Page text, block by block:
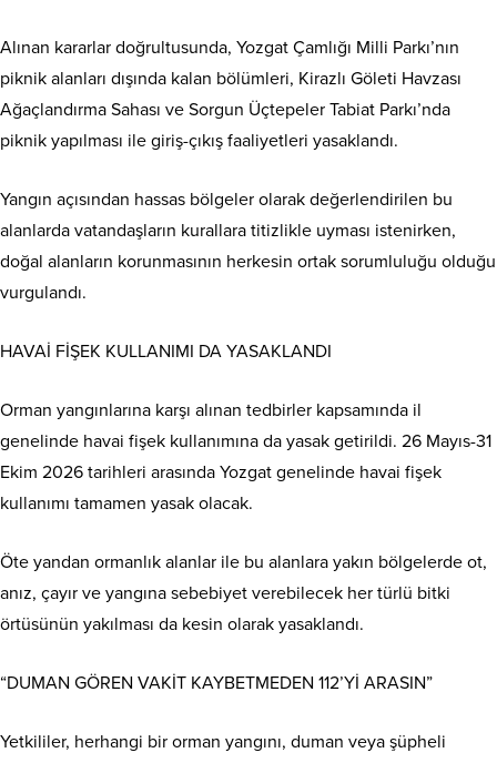
Alınan kararlar doğrultusunda, Yozgat Çamlığı Milli Parkı’nın
piknik alanları dışında kalan bölümleri, Kirazlı Göleti Havzası
Ağaçlandırma Sahası ve Sorgun Üçtepeler Tabiat Parkı’nda
piknik yapılması ile giriş-çıkış faaliyetleri yasaklandı.
Yangın açısından hassas bölgeler olarak değerlendirilen bu
alanlarda vatandaşların kurallara titizlikle uyması istenirken,
doğal alanların korunmasının herkesin ortak sorumluluğu olduğu
vurgulandı.
HAVAİ FİŞEK KULLANIMI DA YASAKLANDI
Orman yangınlarına karşı alınan tedbirler kapsamında il
genelinde havai fişek kullanımına da yasak getirildi. 26 Mayıs-31
Ekim 2026 tarihleri arasında Yozgat genelinde havai fişek
kullanımı tamamen yasak olacak.
Öte yandan ormanlık alanlar ile bu alanlara yakın bölgelerde ot,
anız, çayır ve yangına sebebiyet verebilecek her türlü bitki
örtüsünün yakılması da kesin olarak yasaklandı.
“DUMAN GÖREN VAKİT KAYBETMEDEN 112’Yİ ARASIN”
Yetkililer, herhangi bir orman yangını, duman veya şüpheli